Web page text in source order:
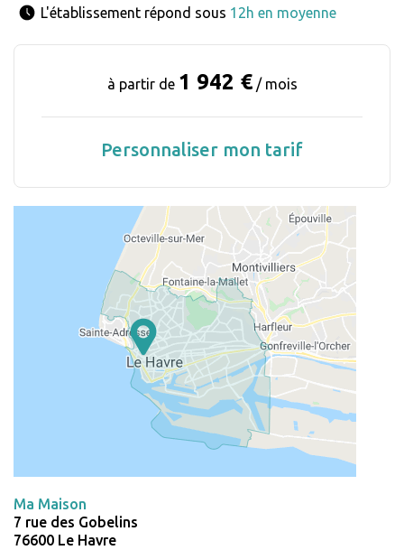
L'établissement répond sous 12h en moyenne
à partir de 1 942 €/ mois
Personnaliser mon tarif
Ma Maison
7 rue des Gobelins
76600 Le Havre